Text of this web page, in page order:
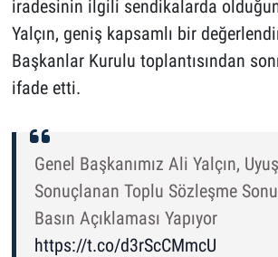
iradesinin ilgili sendikalarda
Yalçın, geniş kapsamlı bir
Başkanlar Kurulu toplantısından
ifade etti.
Genel Başkanımız Ali Yalçın,
Sonuçlanan Toplu Sözleşme
Basın Açıklaması Yapıyor
https://t.co/d3rScCMmcU